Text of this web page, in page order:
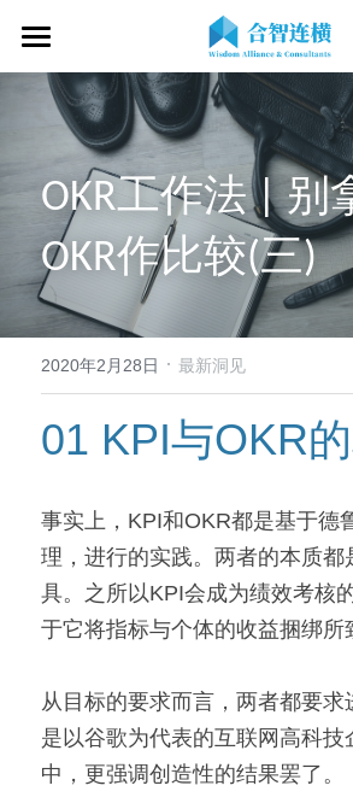
首页
关于我们
关于我们
OKR专家
战略伙伴
客户见证
专业服务
OKR服务体系
OKR系统落地陪跑
OKR战略解码
OKR工作坊/定制培训
经营分析会
高质量复盘
OKR教练认证
了解COC
OKR证书查询
学习资源
专家视频
最新洞见
新闻动态
搜索
OKR工作法 | 别
OKR作比较(三)
2020年2月28日 · 最新洞见
01 KPI与OKR
事实上，KPI和OKR都是基于德
理，进行的实践。两者的本质都
具。之所以KPI会成为绩效考核
于它将指标与个体的收益捆绑所
从目标的要求而言，两者都要求
是以谷歌为代表的互联网高科技
中，更强调创造性的结果罢了。